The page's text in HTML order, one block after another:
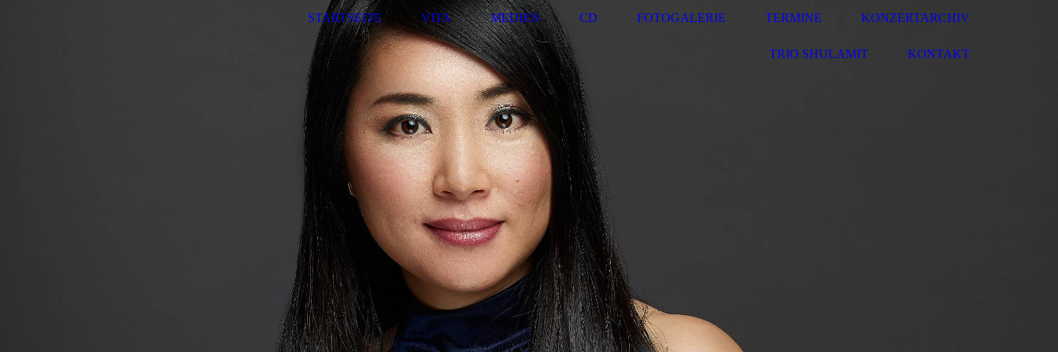
STARTSEITE VITA MEDIEN CD FOTOGALERIE TERMINE KONZERTARCHIV
TRIO SHULAMIT KONTAKT